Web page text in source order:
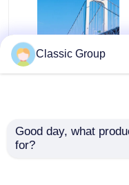
Γεφυρών Δοκών
Χάλυβα
Classic Group
Good day, what
for?